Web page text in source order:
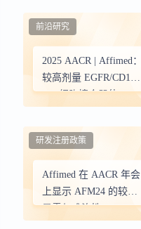
2025 AACR | Affimed：
较高剂量 EGFR/CD16A
NK 细胞接合器使
倍
前沿研究
Affimed 在 AACR 年会
上显示 AFM24 的较高
暴露与难治性 NSCLC
研发注册政策